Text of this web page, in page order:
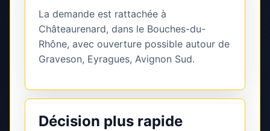
La demande est rattachée à
Châteaurenard, dans le Bouches-du-
Rhône, avec ouverture possible autour de
Graveson, Eyragues, Avignon Sud.
Décision plus rapide